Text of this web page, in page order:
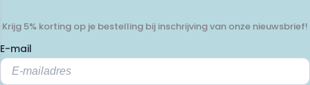
Krijg 5% korting op je bestelling bij inschrijving van onze nieuwsbrief!
E-mail